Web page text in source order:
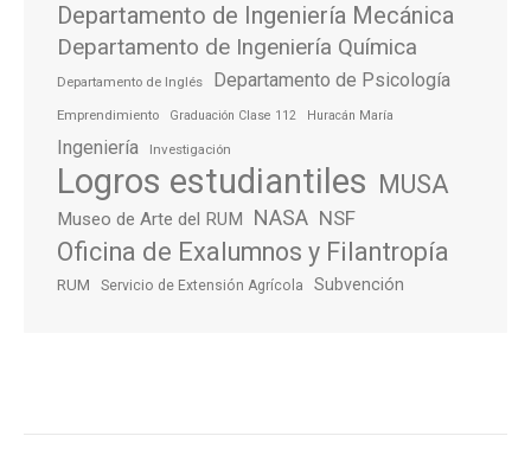
Departamento de Ingeniería Mecánica
Departamento de Ingeniería Química
Departamento de Inglés Departamento de Psicología
Emprendimiento Graduación Clase 112 Huracán María
Ingeniería Investigación
Logros estudiantiles MUSA
Museo de Arte del RUM NASA NSF
Oficina de Exalumnos y Filantropía
RUM Servicio de Extensión Agrícola Subvención